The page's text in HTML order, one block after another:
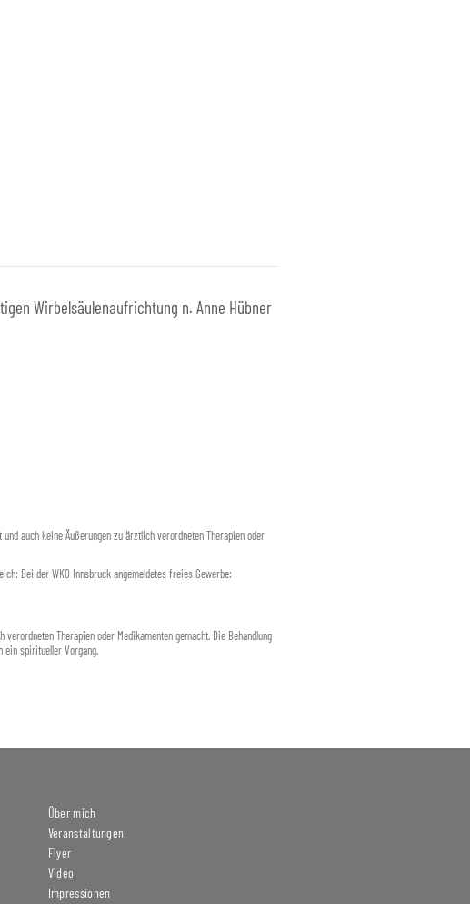
Wirbelsäulenaufrichtung n. Anne Hübner
auch keine Äußerungen zu ärztlich verordneten Therapien oder
Bei der WKO Innsbruck angemeldetes freies Gewerbe:
Therapien oder Medikamenten gemacht. Die Behandlung
ein spiritueller Vorgang.
Über mich
Veranstaltungen
Flyer
Video
Impressionen